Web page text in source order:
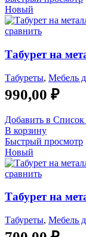
Новый
сравнить
Табурет на
Табуреты, Мебель
990,00 ₽
Добавить в
В корзину
Быстрый просмотр
Новый
сравнить
Табурет на
Табуреты, Мебель